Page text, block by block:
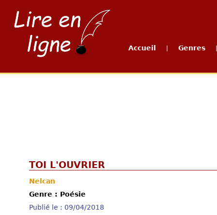
Accueil Genres
TOI L'OUVRIER
Nelcan
Genre : Poésie
Publié le : 09/04/2018